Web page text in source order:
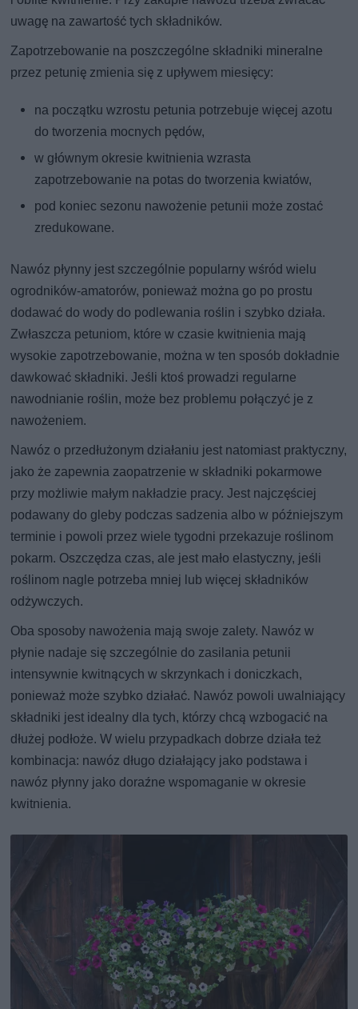
uwagę na zawartość tych składników.
Zapotrzebowanie na poszczególne składniki mineralne
przez petunię zmienia się z upływem miesięcy:
na początku wzrostu petunia potrzebuje więcej azotu
do tworzenia mocnych pędów,
w głównym okresie kwitnienia wzrasta
zapotrzebowanie na potas do tworzenia kwiatów,
pod koniec sezonu nawożenie petunii może zostać
zredukowane.
Nawóz płynny jest szczególnie popularny wśród wielu
ogrodników-amatorów, ponieważ można go po prostu
dodawać do wody do podlewania roślin i szybko działa.
Zwłaszcza petuniom, które w czasie kwitnienia mają
wysokie zapotrzebowanie, można w ten sposób dokładnie
dawkować składniki. Jeśli ktoś prowadzi regularne
nawodnianie roślin, może bez problemu połączyć je z
nawożeniem.
Nawóz o przedłużonym działaniu jest natomiast praktyczny,
jako że zapewnia zaopatrzenie w składniki pokarmowe
przy możliwie małym nakładzie pracy. Jest najczęściej
podawany do gleby podczas sadzenia albo w późniejszym
terminie i powoli przez wiele tygodni przekazuje roślinom
pokarm. Oszczędza czas, ale jest mało elastyczny, jeśli
roślinom nagle potrzeba mniej lub więcej składników
odżywczych.
Oba sposoby nawożenia mają swoje zalety. Nawóz w
płynie nadaje się szczególnie do zasilania petunii
intensywnie kwitnących w skrzynkach i doniczkach,
ponieważ może szybko działać. Nawóz powoli uwalniający
składniki jest idealny dla tych, którzy chcą wzbogacić na
dłużej podłoże. W wielu przypadkach dobrze działa też
kombinacja: nawóz długo działający jako podstawa i
nawóz płynny jako doraźne wspomaganie w okresie
kwitnienia.